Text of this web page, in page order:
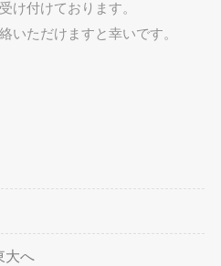
け付けております。
いただけますと幸いです。
大へ